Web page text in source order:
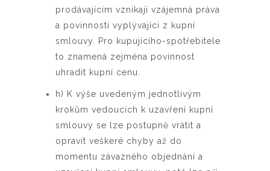
prodávajícím vznikají vzájemná práva
a povinnosti vyplývající z kupní
smlouvy. Pro kupujícího-spotřebitele
to znamená zejména povinnost
uhradit kupní cenu.
h) K výše uvedeným jednotlivým
krokům vedoucích k uzavření kupní
smlouvy se lze postupně vrátit a
opravit veškeré chyby až do
momentu závazného objednání a